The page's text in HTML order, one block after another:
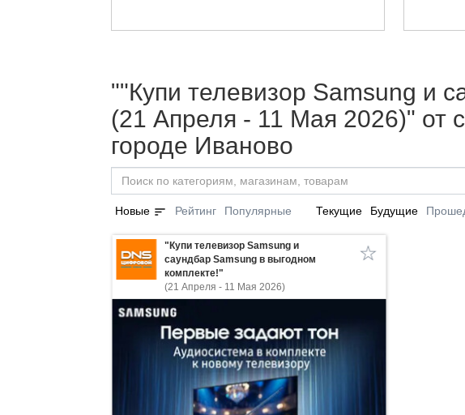
""Купи телевизор Samsung и
(21 Апреля - 11 Мая 2026)" от
городе Иваново
Новые sort Рейтинг Популярные Текущие Будущие
"Купи телевизор Samsung и
саундбар Samsung в выгодном
комплекте!"
(21 Апреля - 11 Мая 2026)